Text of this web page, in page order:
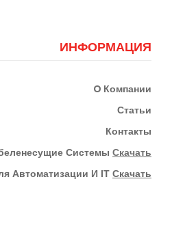
ИНФОРМАЦИЯ
О Компании
Статьи
Контакты
Системы Скачать
Автоматизации И IT Скачать